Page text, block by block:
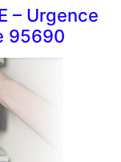
– Urgence
95690